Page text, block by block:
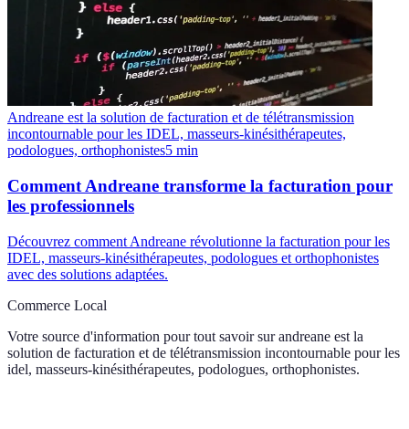
Andreane est la solution de facturation et de télétransmission
incontournable pour les IDEL, masseurs-kinésithérapeutes,
podologues, orthophonistes5 min
Comment Andreane transforme la facturation pour
les professionnels
Découvrez comment Andreane révolutionne la facturation pour les
IDEL, masseurs-kinésithérapeutes, podologues et orthophonistes
avec des solutions adaptées.
Commerce Local
Votre source d'information pour tout savoir sur andreane est la
solution de facturation et de télétransmission incontournable pour les
idel, masseurs-kinésithérapeutes, podologues, orthophonistes.